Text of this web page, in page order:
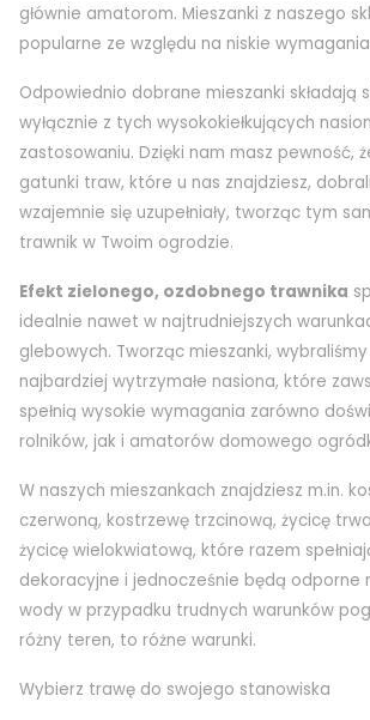
głównie amatorom. Mieszanki z naszego
popularne ze względu na niskie
Odpowiednio dobrane mieszanki składają
wyłącznie z tych wysokokiełkujących
zastosowaniu. Dzięki nam masz pewność,
gatunki traw, które u nas znajdziesz,
wzajemnie się uzupełniały, tworząc tym
trawnik w Twoim ogrodzie.
Efekt zielonego, ozdobnego trawnika
idealnie nawet w najtrudniejszych
glebowych. Tworząc mieszanki,
najbardziej wytrzymałe nasiona, które
spełnią wysokie wymagania zarówno
rolników, jak i amatorów domowego
W naszych mieszankach znajdziesz m.in.
czerwoną, kostrzewę trzcinową, życicę
życicę wielokwiatową, które razem
dekoracyjne i jednocześnie będą odporne
wody w przypadku trudnych warunków
różny teren, to różne warunki.
Wybierz trawę do swojego stanowiska